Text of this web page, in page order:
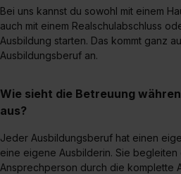
einzelnen Cookies findest du
zeigen“. Weitere Informationen:
Impressum.
Bei uns kannst du sowohl mit einem
auch mit einem Realschulabschluss
Ausbildung starten. Das kommt ganz
Ausbildungsberuf an.
Wie sieht die Betreuung
aus?
Jeder Ausbildungsberuf hat einen
eine eigene Ausbilderin. Sie begleiten
Ansprechperson durch die komplette